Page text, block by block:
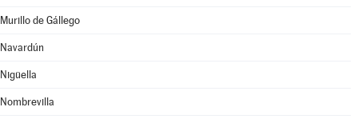
Murillo de Gállego
Navardún
Nigüella
Nombrevilla